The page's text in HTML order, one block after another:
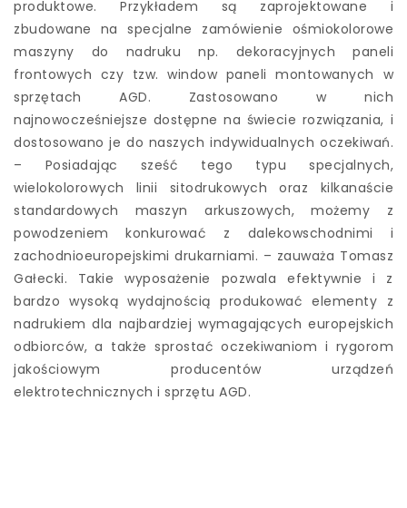
produktowe. Przykładem są zaprojektowane i
zbudowane na specjalne zamówienie ośmiokolorowe
maszyny do nadruku np. dekoracyjnych paneli
frontowych czy tzw. window paneli montowanych w
sprzętach AGD. Zastosowano w nich
najnowocześniejsze dostępne na świecie rozwiązania, i
dostosowano je do naszych indywidualnych oczekiwań.
– Posiadając sześć tego typu specjalnych,
wielokolorowych linii sitodrukowych oraz kilkanaście
standardowych maszyn arkuszowych, możemy z
powodzeniem konkurować z dalekowschodnimi i
zachodnioeuropejskimi drukarniami. – zauważa Tomasz
Gałecki. Takie wyposażenie pozwala efektywnie i z
bardzo wysoką wydajnością produkować elementy z
nadrukiem dla najbardziej wymagających europejskich
odbiorców, a także sprostać oczekiwaniom i rygorom
jakościowym producentów urządzeń
elektrotechnicznych i sprzętu AGD.